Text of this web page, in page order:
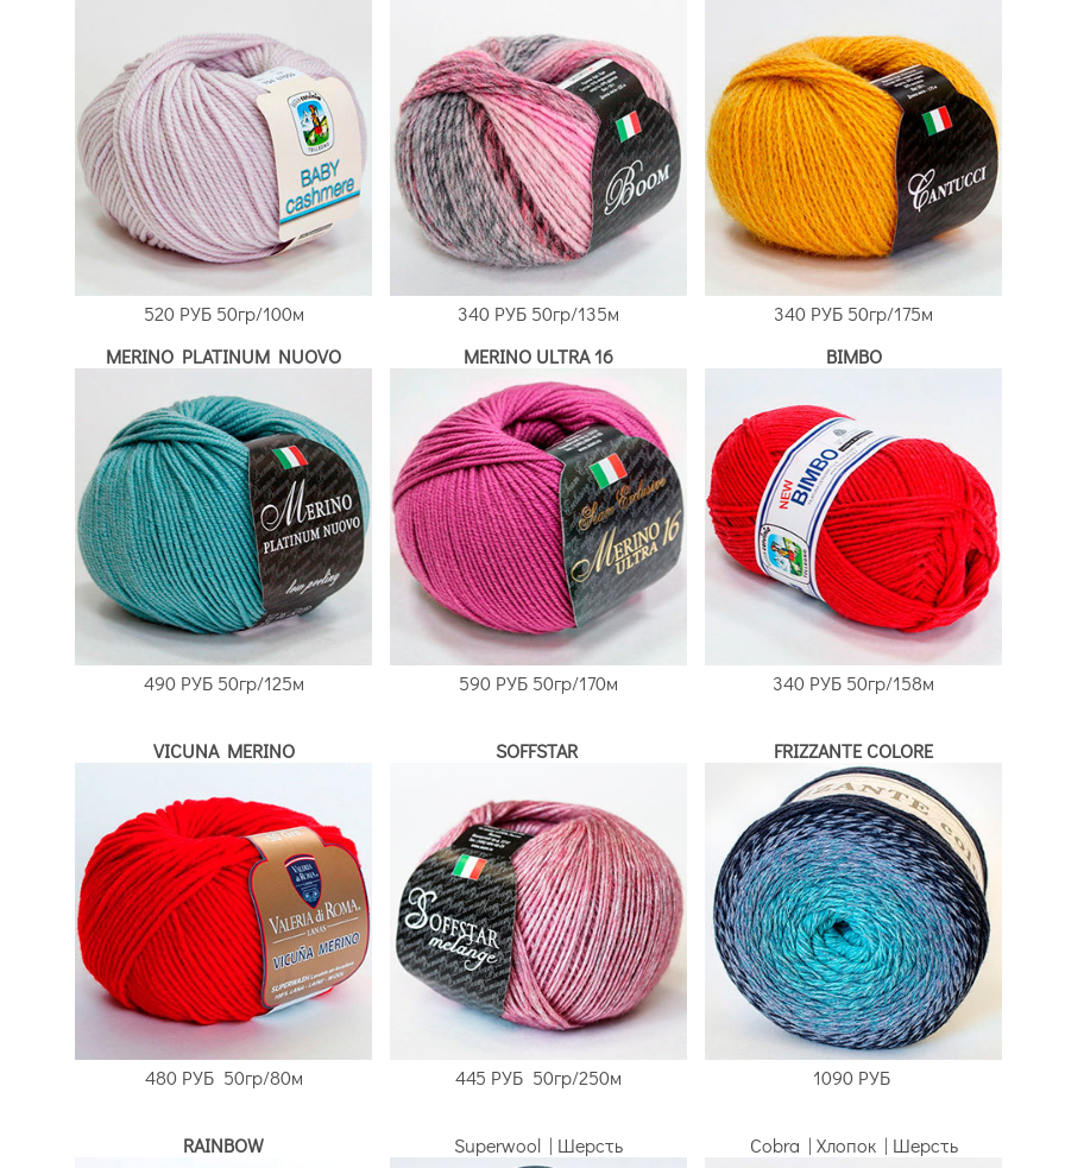
520 РУБ50гр/100м 340 РУБ 50гр/135м 340 РУБ 50гр/175м
MERINO PLATINUM NUOVO
490 РУБ50гр/125м
MERINO ULTRA 16
590 РУБ 50гр/170м
BIMBO
340 РУБ 50гр/158м
VICUNA MERINO
480 РУБ50гр/80м
SOFFSTAR
445 РУБ 50гр/250м
FRIZZANTE COLORE
1090 РУБ
RAINBOW Superwool | Шерсть Cobra | Хлопок | Шерсть